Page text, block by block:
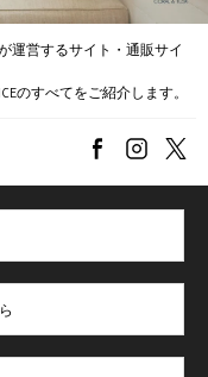
運営するサイト・通販サイ
のすべてをご紹介します。